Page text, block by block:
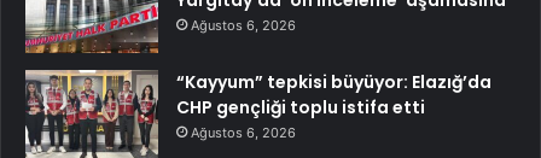
Ağustos 6, 2026
“Kayyum” tepkisi büyüyor: Elazığ’da
CHP gençliği toplu istifa etti
Ağustos 6, 2026